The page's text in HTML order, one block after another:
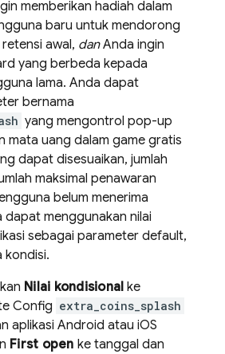
memberikan hadiah dalam
baru untuk mendorong
awal, danAnda ingin
yang berbeda kepada
lama. Anda dapat
bernama
yang mengontrol pop-up
mata uang dalam game gratis
dapat disesuaikan, jumlah
maksimal penawaran
belum menerima
dapat menggunakan nilai
sebagai parameter default,
kondisi.
Nilai kondisional ke
Config extra_coins_splash
aplikasi Android atau iOS
First open ke tanggal dan